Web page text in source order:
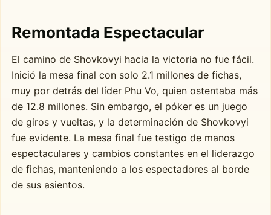
Remontada Espectacular
El camino de Shovkovyi hacia la victoria no fue fácil.
Inició la mesa final con solo 2.1 millones de fichas,
muy por detrás del líder Phu Vo, quien ostentaba más
de 12.8 millones. Sin embargo, el póker es un juego
de giros y vueltas, y la determinación de Shovkovyi
fue evidente. La mesa final fue testigo de manos
espectaculares y cambios constantes en el liderazgo
de fichas, manteniendo a los espectadores al borde
de sus asientos.